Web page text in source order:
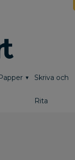
Skriva och
Rita